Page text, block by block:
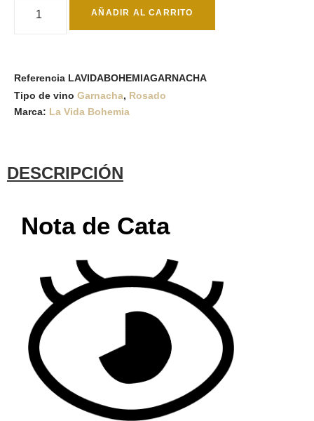
AÑADIR AL CARRITO
Referencia LAVIDABOHEMIAGARNACHA
Tipo de vino Garnacha, Rosado
Marca: La Vida Bohemia
DESCRIPCIÓN
Nota de Cata